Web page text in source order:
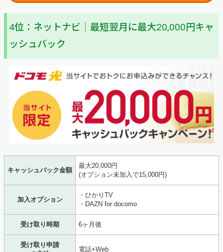
ェルジュからの電話連絡を待ちましょう。
STEP2
電話による内容確認と工事日の調整
申し込み時に希望した日時に、ドコモオンラインコンシェ
やキャンペーンの説明があります。疑問があれば質問して
おきましょう。
4位：ネットナビ｜最短翌月に最大20,000円キャ
ッシュバック
キャッシュバック金額
最大20,000円
(オプション未加入で15,000円)
加入オプション
・ひかりTV
・DAZN for docomo
受け取り時期 6ヶ月後
受け取り申請
電話+Web